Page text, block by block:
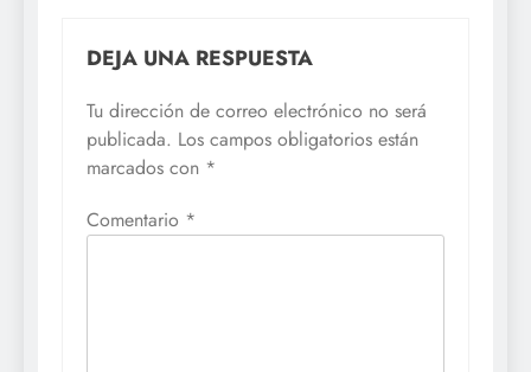
DEJA UNA RESPUESTA
Tu dirección de correo electrónico no será
publicada. Los campos obligatorios están
marcados con *
Comentario *